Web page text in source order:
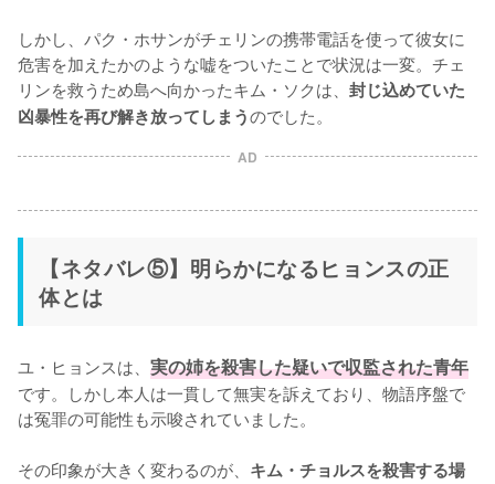
しかし、パク・ホサンがチェリンの携帯電話を使って彼女に
危害を加えたかのような嘘をついたことで状況は一変。チェ
リンを救うため島へ向かったキム・ソクは、 封じ込めていた
凶暴性を再び解き放ってしまうのでした。
AD
【ネタバレ⑤】明らかになるヒョンスの正
体とは
ユ・ヒョンスは、 実の姉を殺害した疑いで収監された青年
です。しかし本人は一貫して無実を訴えており、物語序盤で
は冤罪の可能性も示唆されていました。
その印象が大きく変わるのが、 キム・チョルスを殺害する場